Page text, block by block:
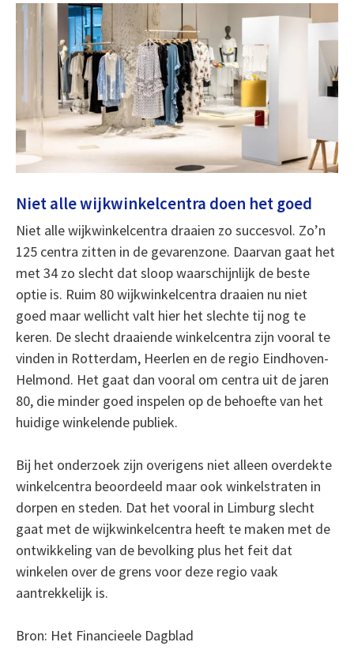
Niet alle wijkwinkelcentra doen het goed
Niet alle wijkwinkelcentra draaien zo succesvol. Zo’n
125 centra zitten in de gevarenzone. Daarvan gaat het
met 34 zo slecht dat sloop waarschijnlijk de beste
optie is. Ruim 80 wijkwinkelcentra draaien nu niet
goed maar wellicht valt hier het slechte tij nog te
keren. De slecht draaiende winkelcentra zijn vooral te
vinden in Rotterdam, Heerlen en de regio Eindhoven-
Helmond. Het gaat dan vooral om centra uit de jaren
80, die minder goed inspelen op de behoefte van het
huidige winkelende publiek.
Bij het onderzoek zijn overigens niet alleen overdekte
winkelcentra beoordeeld maar ook winkelstraten in
dorpen en steden. Dat het vooral in Limburg slecht
gaat met de wijkwinkelcentra heeft te maken met de
ontwikkeling van de bevolking plus het feit dat
winkelen over de grens voor deze regio vaak
aantrekkelijk is.
Bron: Het Financieele Dagblad